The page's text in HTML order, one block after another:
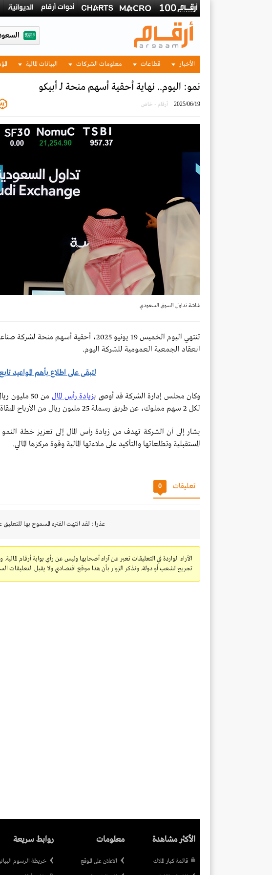
الأخبار قطاعات معلومات الشركات البيانات المالية
نمو: اليوم.. نهاية أحقية أسهم منحة لـ أبيكو
2025/06/19 أرقام - خاص
شاشة تداول السوق السعودي
تنتهي اليوم الخميس 19 يونيو 2025، أحقية
انعقاد الجمعية العمومية للشركة اليوم.
لتبقى على اطلاع بأهم المواعيد
وكان مجلس إدارة الشركة قد أوصى بزيادة رأس المال
لكل 2 سهم مملوك، عن طريق رسملة 25 مليون ريال من الأرباح المبقاة.
يشار إلى أن الشركة تهدف من زيادة رأس المال إلى تعزيز خطة
المستقبلية وتطلعاتها والتأكيد على ملاءتها المالية وقوة مركزها المالي.
تعليقات 0
عذرا : لقد انتهت الفتره المسموح بها للتعليق
الآراء الواردة في التعليقات تعبر عن آراء أصحابها وليس عن رأي بوابة أرقام
تجريح لشعب أو دولة. ونذكر الزوار بأن هذا موقع اقتصادي ولا يقبل التعليقات
الأكثر مشاهدة
قائمة كبار الملاك
معلومات
الاعلان على الموقع
روابط سريعة
خريطة الرسوم